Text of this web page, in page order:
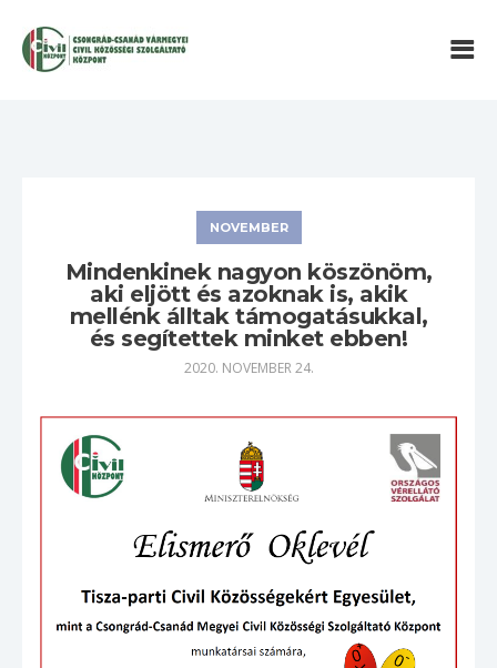
NOVEMBER
Mindenkinek nagyon köszönöm,
aki eljött és azoknak is, akik
mellénk álltak támogatásukkal,
és segítettek minket ebben!
2020. NOVEMBER 24.